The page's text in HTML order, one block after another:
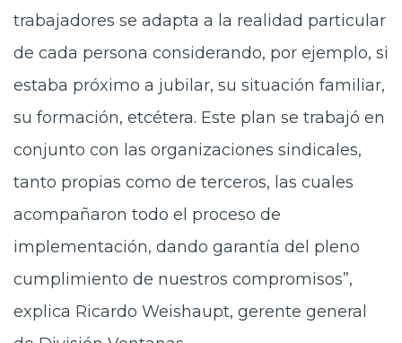
trabajadores se adapta a la realidad particular
de cada persona considerando, por ejemplo, si
estaba próximo a jubilar, su situación familiar,
su formación, etcétera. Este plan se trabajó en
conjunto con las organizaciones sindicales,
tanto propias como de terceros, las cuales
acompañaron todo el proceso de
implementación, dando garantía del pleno
cumplimiento de nuestros compromisos”,
explica Ricardo Weishaupt, gerente general